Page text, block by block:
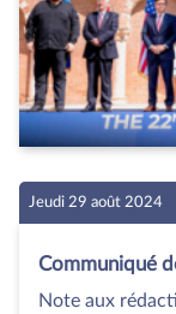
Jeudi 29 août 2024
Communiqué
Note aux